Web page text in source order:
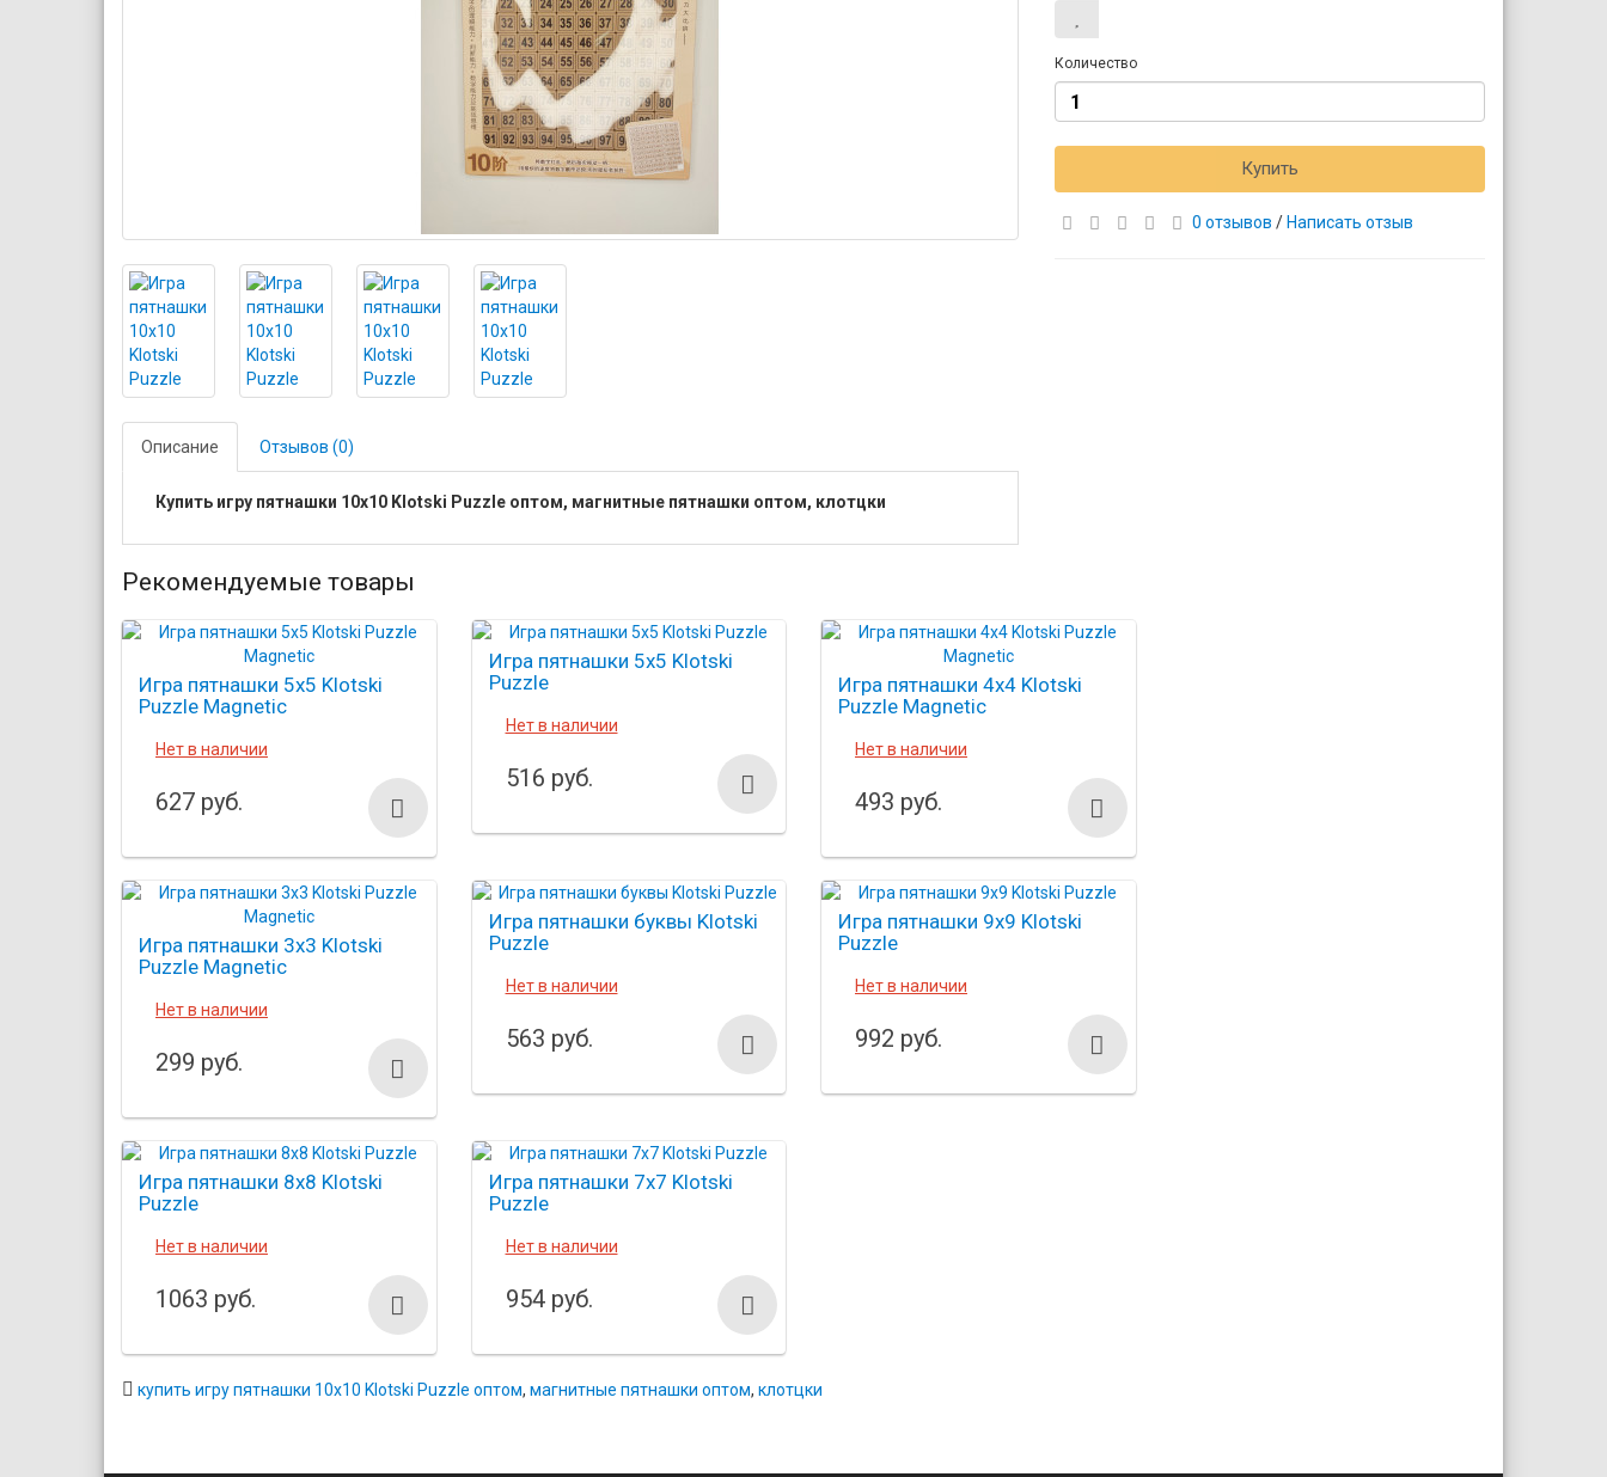
Описание Отзывов (0)
Купить игру пятнашки 10х10 Klotski Puzzle оптом, магнитные пятнашки оптом, клотцки
Количество
Купить
0 отзывов / Написать отзыв
Рекомендуемые товары
Игра пятнашки 5х5 Klotski
Puzzle Magnetic
Нет в наличии
627 руб.
Игра пятнашки 5х5 Klotski
Puzzle
Нет в наличии
516 руб.
Игра пятнашки 4х4 Klotski
Puzzle Magnetic
Нет в наличии
493 руб.
Игра пятнашки 3х3 Klotski
Puzzle Magnetic
Нет в наличии
299 руб.
Игра пятнашки буквы Klotski
Puzzle
Нет в наличии
563 руб.
Игра пятнашки 9х9 Klotski
Puzzle
Нет в наличии
992 руб.
Игра пятнашки 8х8 Klotski
Puzzle
Нет в наличии
1063 руб.
Игра пятнашки 7х7 Klotski
Puzzle
Нет в наличии
954 руб.
купить игру пятнашки 10х10 Klotski Puzzle оптом, магнитные пятнашки оптом, клотцки